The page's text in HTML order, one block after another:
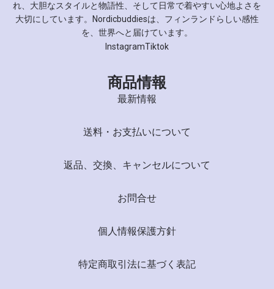
れ、大胆なスタイルと物語性、そして日常で着やすい心地よさを
大切にしています。Nordicbuddiesは、フィンランドらしい感性
を、世界へと届けています。
InstagramTiktok
商品情報
最新情報
送料・お支払いについて
返品、交換、キャンセルについて
お問合せ
個人情報保護方針
特定商取引法に基づく表記